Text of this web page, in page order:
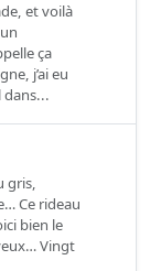
et voilà
ça
j’ai eu
dans...
gris,
Ce rideau
bien le
Vingt